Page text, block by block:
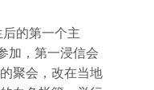
的第一个主
加，第一浸信会
聚会，改在当地